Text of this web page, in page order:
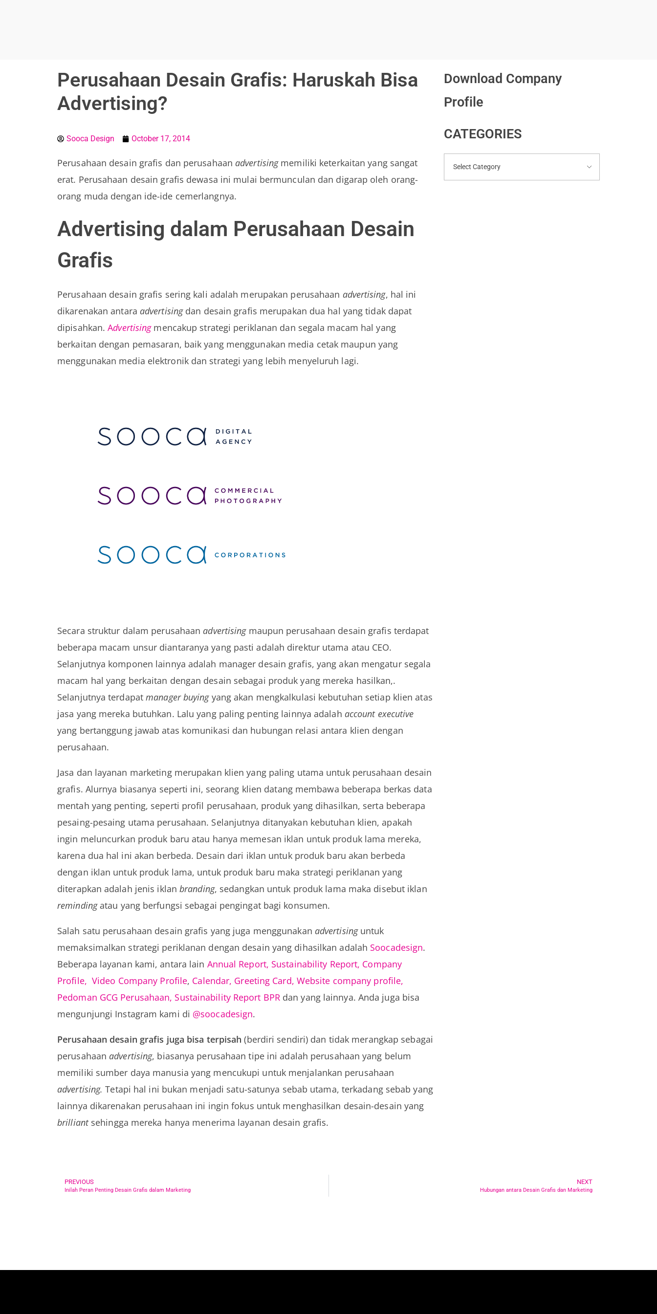
Perusahaan Desain Grafis: Haruskah Bisa
Advertising?
Sooca Design October 17, 2014
Perusahaan desain grafis dan perusahaan advertisingmemiliki keterkaitan yang sangat
erat. Perusahaan desain grafis dewasa ini mulai bermunculan dan digarap oleh orang-
orang muda dengan ide-ide cemerlangnya.
Advertising dalam Perusahaan Desain
Grafis
Perusahaan desain grafis sering kali adalah merupakan perusahaan advertising, hal ini
dikarenakan antara advertisingdan desain grafis merupakan dua hal yang tidak dapat
dipisahkan.Advertising mencakup strategi periklanan dan segala macam hal yang
berkaitan dengan pemasaran, baik yang menggunakan media cetak maupun yang
menggunakan media elektronik dan strategi yang lebih menyeluruh lagi.
Secara struktur dalam perusahaan advertisingmaupun perusahaan desain grafis terdapat
beberapa macam unsur diantaranya yang pasti adalah direktur utama atau CEO.
Selanjutnya komponen lainnya adalah manager desain grafis, yang akan mengatur segala
macam hal yang berkaitan dengan desain sebagai produk yang mereka hasilkan,.
Selanjutnya terdapatmanager buyingyang akan mengkalkulasi kebutuhan setiap klien atas
jasa yang mereka butuhkan. Lalu yang paling penting lainnya adalah account executive
yang bertanggung jawab atas komunikasi dan hubungan relasi antara klien dengan
perusahaan.
Jasa dan layanan marketing merupakan klien yang paling utama untuk perusahaan desain
grafis. Alurnya biasanya seperti ini, seorang klien datang membawa beberapa berkas data
mentah yang penting, seperti profil perusahaan, produk yang dihasilkan, serta beberapa
pesaing-pesaing utama perusahaan. Selanjutnya ditanyakan kebutuhan klien, apakah
ingin meluncurkan produk baru atau hanya memesan iklan untuk produk lama mereka,
karena dua hal ini akan berbeda. Desain dari iklan untuk produk baru akan berbeda
dengan iklan untuk produk lama, untuk produk baru maka strategi periklanan yang
diterapkan adalah jenis iklanbranding, sedangkan untuk produk lama maka disebut iklan
remindingatau yang berfungsi sebagai pengingat bagi konsumen.
Salah satu perusahaan desain grafis yang juga menggunakan advertisinguntuk
memaksimalkan strategi periklanan dengan desain yang dihasilkan adalah Soocadesign.
Beberapa layanan kami, antara lain Annual Report, Sustainability Report, Company
Profile, Video Company Profile, Calendar, Greeting Card, Website company profile,
Pedoman GCG Perusahaan, Sustainability Report BPRdan yang lainnya. Anda juga bisa
mengunjungi Instagram kami di @soocadesign.
Perusahaan desain grafis juga bisa terpisah (berdiri sendiri) dan tidak merangkap sebagai
perusahaan advertising, biasanya perusahaan tipe ini adalah perusahaan yang belum
memiliki sumber daya manusia yang mencukupi untuk menjalankan perusahaan
advertising.Tetapi hal ini bukan menjadi satu-satunya sebab utama, terkadang sebab yang
lainnya dikarenakan perusahaan ini ingin fokus untuk menghasilkan desain-desain yang
brilliantsehingga mereka hanya menerima layanan desain grafis.
Download Company
Profile
CATEGORIES
PREVIOUS
Inilah Peran Penting Desain Grafis dalam Marketing
NEXT
Hubungan antara Desain Grafis dan Marketing